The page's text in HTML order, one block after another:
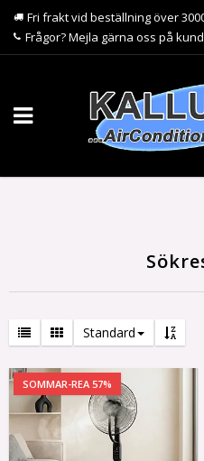
Fri frakt vid beställning över
Frågor? Mejla gärna oss på
Standard
SOMMAR-REA 57%